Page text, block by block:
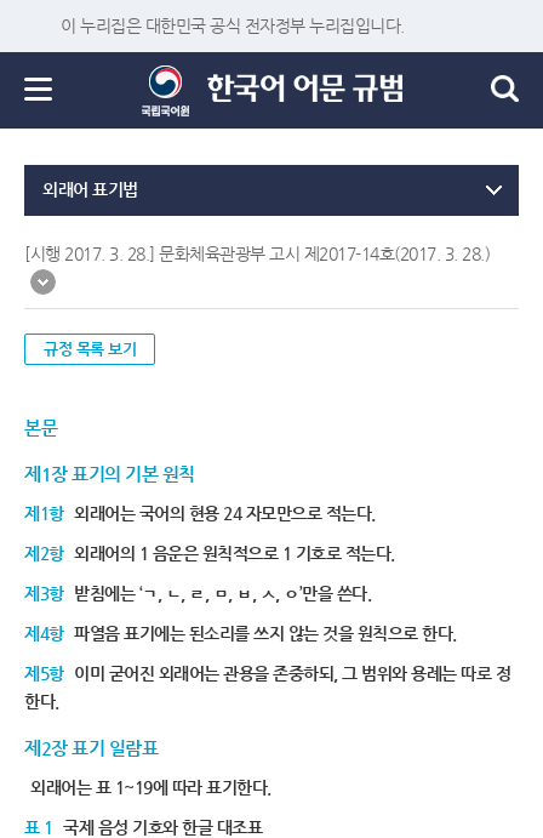
이 누리집은 대한민국 공식 전자정부 누리집입니다.
외래어 표기법
[시행 2017. 3. 28.] 문화체육관광부 고시 제2017-14호(2017. 3. 28.)
규정 목록 보기
본문
제1장 표기의 기본 원칙
제1항 외래어는 국어의 현용 24 자모만으로 적는다.
제2항 외래어의 1 음운은 원칙적으로 1 기호로 적는다.
제3항 받침에는 ‘ㄱ, ㄴ, ㄹ, ㅁ, ㅂ, ㅅ, ㅇ’만을 쓴다.
제4항 파열음 표기에는 된소리를 쓰지 않는 것을 원칙으로 한다.
제5항 이미 굳어진 외래어는 관용을 존중하되, 그 범위와 용례는 따로 정
한다.
제2장 표기 일람표
외래어는 표 1~19에 따라 표기한다.
표 1 국제 음성 기호와 한글 대조표